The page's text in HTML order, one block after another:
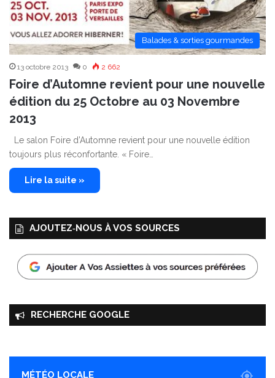
Balades & sorties gourmandes
13 octobre 2013 0 2 662
Foire d’Automne revient pour une nouvelle
édition du 25 Octobre au 03 Novembre
2013
Le salon Foire d’Automne revient pour une nouvelle édition
toujours plus réconfortante. « Foire…
Lire la suite »
AJOUTEZ‑NOUS À VOS SOURCES
RECHERCHE GOOGLE
MÉTÉO LOCALE